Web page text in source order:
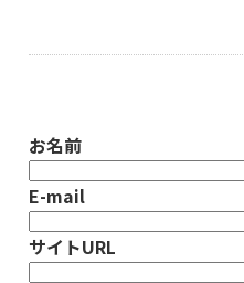
お名前
E-mail
サイトURL